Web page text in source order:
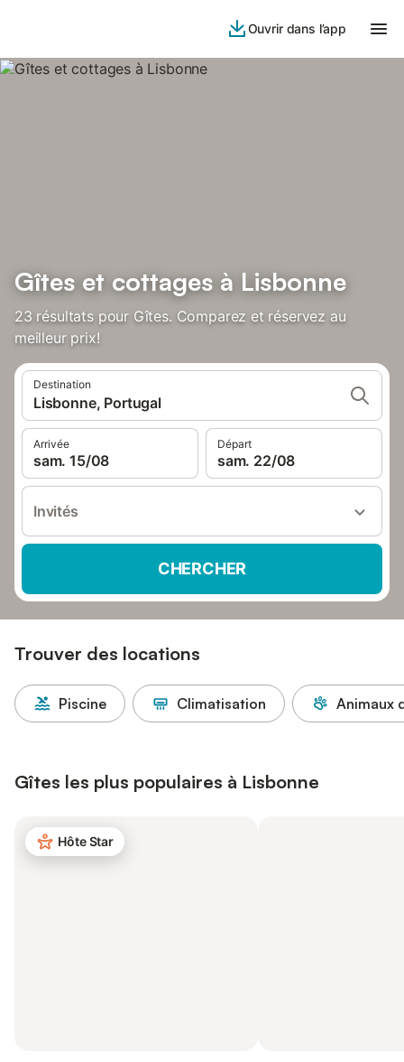
Ouvrir dans l’app
Gîtes et cottages à Lisbonne
23 résultats pour Gîtes. Comparez et réservez au
meilleur prix!
Destination
Lisbonne, Portugal
Arrivée
sam. 15/08
Départ
sam. 22/08
Invités
CHERCHER
Trouver des locations
Piscine Climatisation Animaux
Gîtes les plus populaires à Lisbonne
Hôte Star